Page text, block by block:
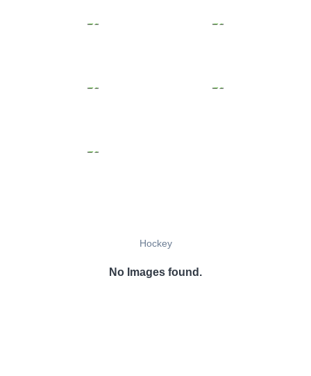
Hockey
No Images found.